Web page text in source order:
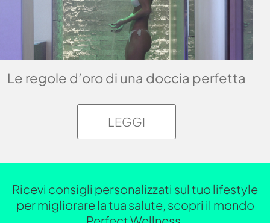
Le regole d’oro di una doccia perfetta
LEGGI
Ricevi consigli personalizzati sul tuo lifestyle
per migliorare la tua salute, scopri il mondo